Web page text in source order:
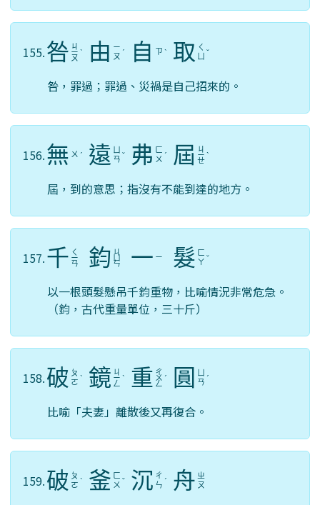
155.咎 ㄐ
ㄧ
ㄡ
ˋ 由 ㄧ
ㄡ ˊ 自 ㄗ ˋ 取 ㄑ
ˇ
咎，罪過；罪過、災禍是自己招來的。
156.無 ㄨ ˊ 遠 ㄢ ˇ 弗 ㄈ
ㄨ ˊ 屆 ㄐ
ㄧ
ㄝ
ˋ
屆，到的意思；指沒有不能到達的地方。
157.千 ㄑ
ㄧ
ㄢ 鈞 ㄐ
ㄩ
ㄣ 一 ㄧ 髮 ㄈ
ㄚ ˇ
以一根頭髮懸吊千鈞重物，比喻情況非常危急。
（鈞，古代重量單位，三十斤）
158.破 ㄆ
ㄛ ˋ 鏡 ㄐ
ㄧ
ㄥ
ˋ 重 ㄔ
ㄨ
ㄥ
ˊ 圓
ㄢ ˊ
比喻「夫妻」離散後又再復合。
159.破 ㄆ
ㄛ ˋ 釜 ㄈ
ㄨ ˇ 沉 ㄔ
ㄣ ˊ 舟 ㄓ
ㄡ